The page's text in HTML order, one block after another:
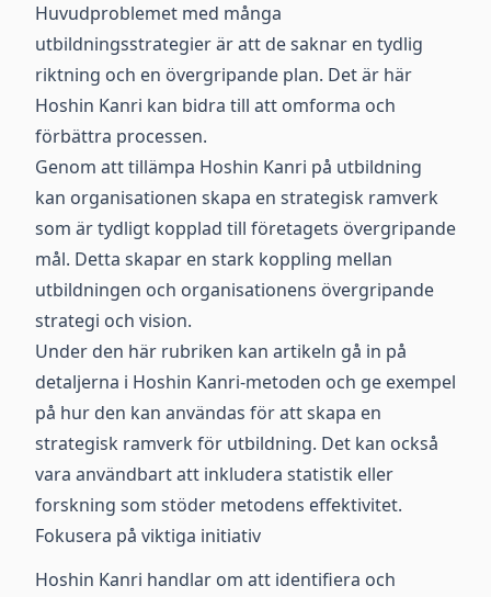
Huvudproblemet med många
utbildningsstrategier är att de saknar en tydlig
riktning och en övergripande plan. Det är här
Hoshin Kanri kan bidra till att omforma och
förbättra processen.
Genom att tillämpa Hoshin Kanri på utbildning
kan organisationen skapa en strategisk ramverk
som är tydligt kopplad till företagets övergripande
mål. Detta skapar en stark koppling mellan
utbildningen och organisationens övergripande
strategi och vision.
Under den här rubriken kan artikeln gå in på
detaljerna i Hoshin Kanri-metoden och ge exempel
på hur den kan användas för att skapa en
strategisk ramverk för utbildning. Det kan också
vara användbart att inkludera statistik eller
forskning som stöder metodens effektivitet.
Fokusera på viktiga initiativ
Hoshin Kanri handlar om att identifiera och